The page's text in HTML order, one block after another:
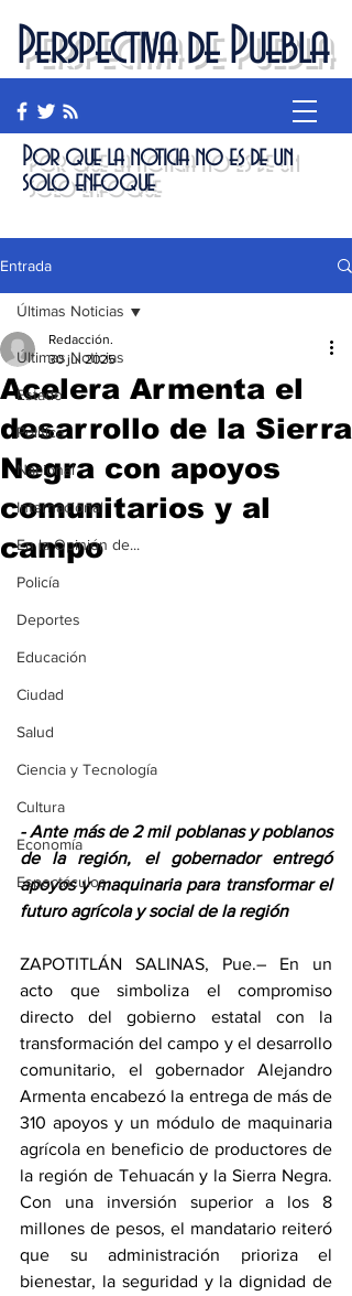
Perspectiva de Puebla
Por que la noticia no es de un
solo enfoque
Entrada
Últimas Noticias
Estado
Política
Nacional
Internacional
En la Opinión de...
Policía
Deportes
Educación
Ciudad
Salud
Ciencia y Tecnología
Cultura
Economía
Espectáculos
Últimas Noticias
Acelera Armenta el
desarrollo de la Sierra
Negra con apoyos
comunitarios y al
campo
Redacción.
30 jul 2025
- Ante más de 2 mil poblanas y poblanos
de la región, el gobernador entregó
apoyos y maquinaria para transformar el
futuro agrícola y social de la región
ZAPOTITLÁN SALINAS, Pue.– En un
acto que simboliza el compromiso
directo del gobierno estatal con la
transformación del campo y el desarrollo
comunitario, el gobernador Alejandro
Armenta encabezó la entrega de más de
310 apoyos y un módulo de maquinaria
agrícola en beneficio de productores de
la región de Tehuacán y la Sierra Negra.
Con una inversión superior a los 8
millones de pesos, el mandatario reiteró
que su administración prioriza el
bienestar, la seguridad y la dignidad de